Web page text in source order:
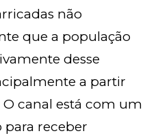
não
que a população
desse
a partir
canal está com um
receber